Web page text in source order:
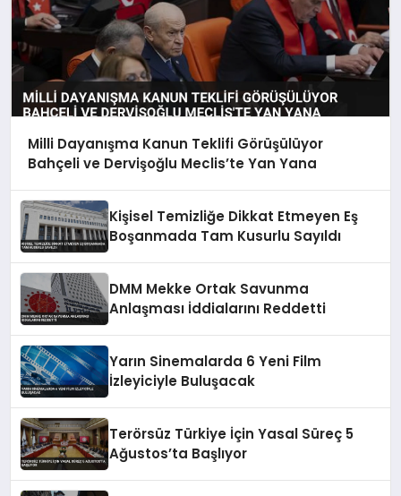
Milli Dayanışma Kanun Teklifi Görüşülüyor
Bahçeli ve Dervişoğlu Meclis’te Yan Yana
Kişisel Temizliğe Dikkat Etmeyen Eş
Boşanmada Tam Kusurlu Sayıldı
DMM Mekke Ortak Savunma
Anlaşması İddialarını Reddetti
Yarın Sinemalarda 6 Yeni Film
İzleyiciyle Buluşacak
Terörsüz Türkiye İçin Yasal Süreç 5
Ağustos’ta Başlıyor